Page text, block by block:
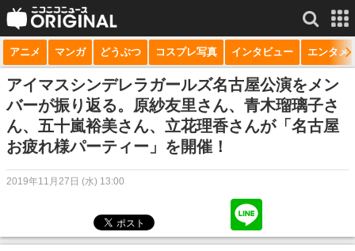
サービス一覧 もっと見る
niconico
動画
生放送
ニュース
マンガ
アニメ マンガ どうぶつ コスプレ写真 インタビュー エンタメ
アイマスシンデレラガールズ名古屋公演をメン
バーが振り返る。原紗友里さん、青木瑠璃子さ
ん、五十嵐裕美さん、立花理香さんが「名古屋
お疲れ様パーティー」を開催！
2019年11月27日 (水) 13:00